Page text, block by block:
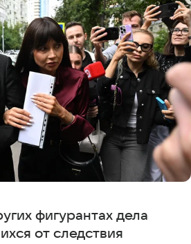
фигурантах дела
от следствия